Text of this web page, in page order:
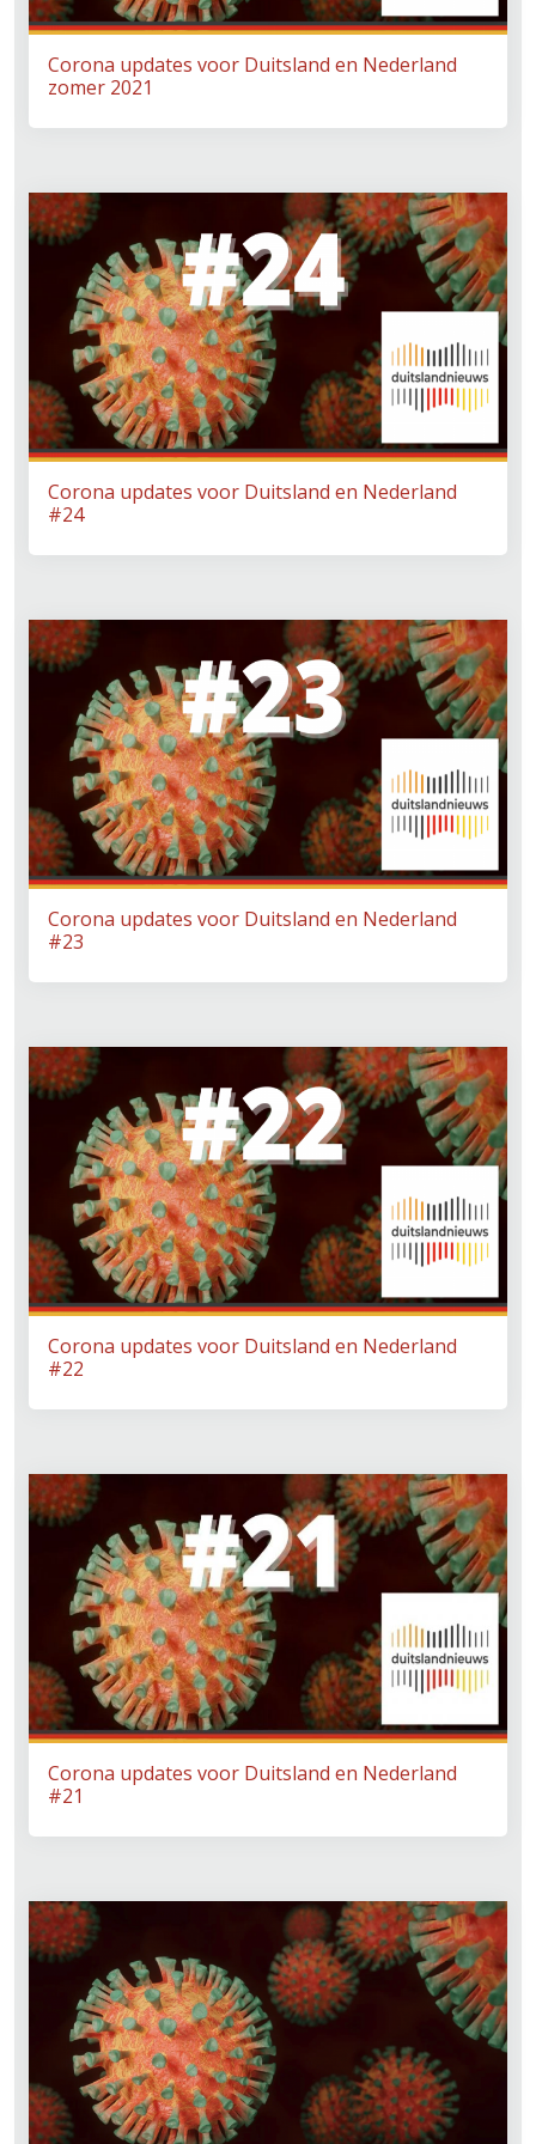
Corona updates voor Duitsland en Nederland
zomer 2021
Corona updates voor Duitsland en Nederland
#24
Corona updates voor Duitsland en Nederland
#23
Corona updates voor Duitsland en Nederland
#22
Corona updates voor Duitsland en Nederland
#21